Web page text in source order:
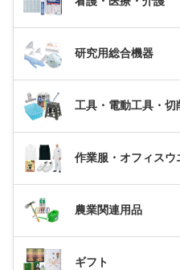
研究用総合機器
工具・電動工具・切
作業服・オフィスウ
農業関連用品
ギフト